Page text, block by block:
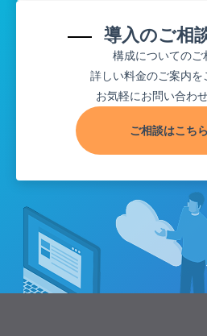
導入のご相
構成についてのご
詳しい料金のご案内を
お気軽にお問い合わ
ご相談はこち